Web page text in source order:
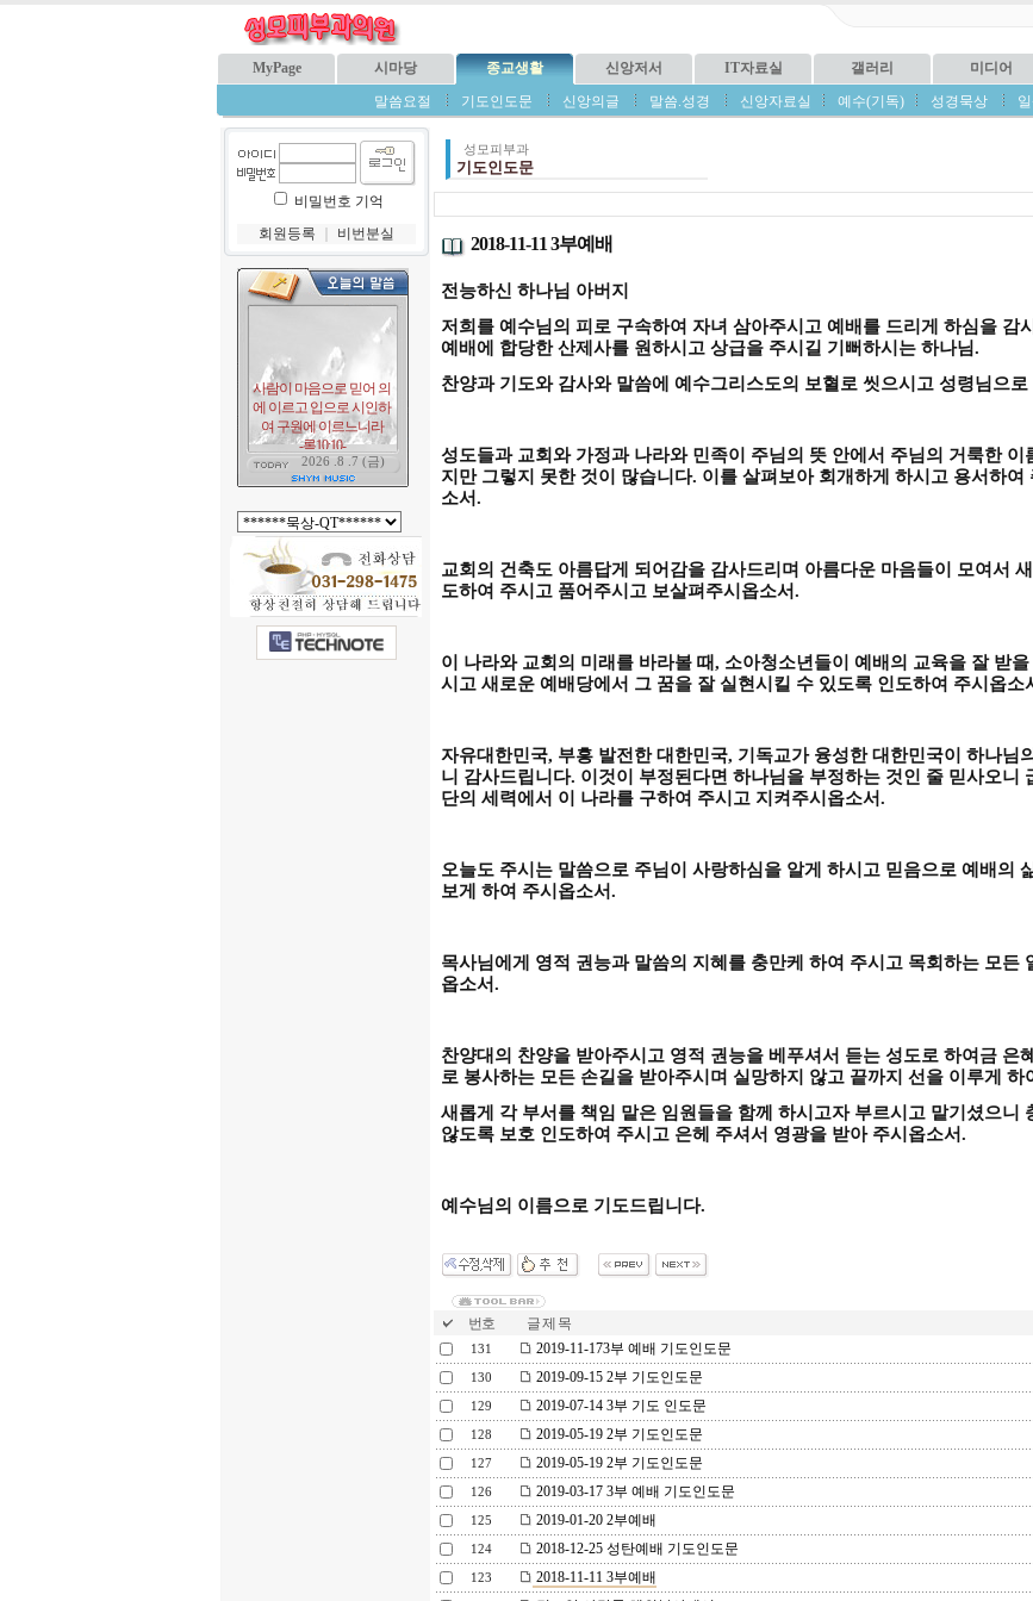
MyPage 시마당 종교생활 신앙저서 IT자료실 갤러리 미디어
말씀요절
기도인도문 신앙의글 말씀.성경 신앙자료실 예수(기독) 성경묵상
비밀번호 기억
회원등록
비번분실
성모피부과
기도인도문
2018-11-11 3부예배
전능하신 하나님 아버지
저희를 예수님의 피로 구속하여 자녀 삼아주시고 예배를 드리게 하심을 감
예배에 합당한 산제사를 원하시고 상급을 주시길 기뻐하시는 하나님.
찬양과 기도와 감사와 말씀에 예수그리스도의 보혈로 씻으시고 성령님으
성도들과 교회와 가정과 나라와 민족이 주님의 뜻 안에서 주님의 거룩한 이
지만 그렇지 못한 것이 많습니다. 이를 살펴보아 회개하게 하시고 용서하
소서.
교회의 건축도 아름답게 되어감을 감사드리며 아름다운 마음들이 모여서
도하여 주시고 품어주시고 보살펴주시옵소서.
이 나라와 교회의 미래를 바라볼 때, 소아청소년들이 예배의 교육을 잘 받
시고 새로운 예배당에서 그 꿈을 잘 실현시킬 수 있도록 인도하여 주시옵소
자유대한민국, 부흥 발전한 대한민국, 기독교가 융성한 대한민국이 하나님
니 감사드립니다. 이것이 부정된다면 하나님을 부정하는 것인 줄 믿사오니
단의 세력에서 이 나라를 구하여 주시고 지켜주시옵소서.
오늘도 주시는 말씀으로 주님이 사랑하심을 알게 하시고 믿음으로 예배의
보게 하여 주시옵소서.
목사님에게 영적 권능과 말씀의 지혜를 충만케 하여 주시고 목회하는 모든
옵소서.
찬양대의 찬양을 받아주시고 영적 권능을 베푸셔서 듣는 성도로 하여금 은
로 봉사하는 모든 손길을 받아주시며 실망하지 않고 끝까지 선을 이루게 하
새롭게 각 부서를 책임 맡은 임원들을 함께 하시고자 부르시고 맡기셨으니
않도록 보호 인도하여 주시고 은헤 주셔서 영광을 받아 주시옵소서.
예수님의 이름으로 기도드립니다.
번호 글 제 목
131 2019-11-173부 예배 기도인도문
130 2019-09-15 2부 기도인도문
129 2019-07-14 3부 기도 인도문
128 2019-05-19 2부 기도인도문
127 2019-05-19 2부 기도인도문
126 2019-03-17 3부 예배 기도인도문
125 2019-01-20 2부예배
124 2018-12-25 성탄예배 기도인도문
123 2018-11-11 3부예배